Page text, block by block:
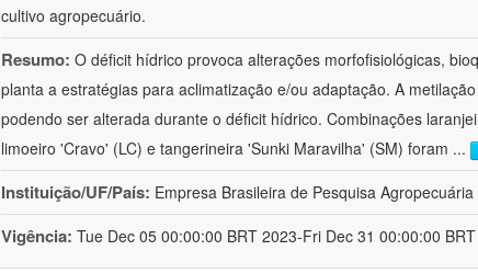
cultivo agropecuário.
Resumo: O déficit hídrico provoca alterações morfofisiológicas,
planta a estratégias para aclimatização e/ou adaptação. A
podendo ser alterada durante o déficit hídrico. Combinações
limoeiro 'Cravo' (LC) e tangerineira 'Sunki Maravilha' (SM) foram ...
Instituição/UF/País: Empresa Brasileira de Pesquisa Agropecuária
Vigência: Tue Dec 05 00:00:00 BRT 2023-Fri Dec 31 00:00:00